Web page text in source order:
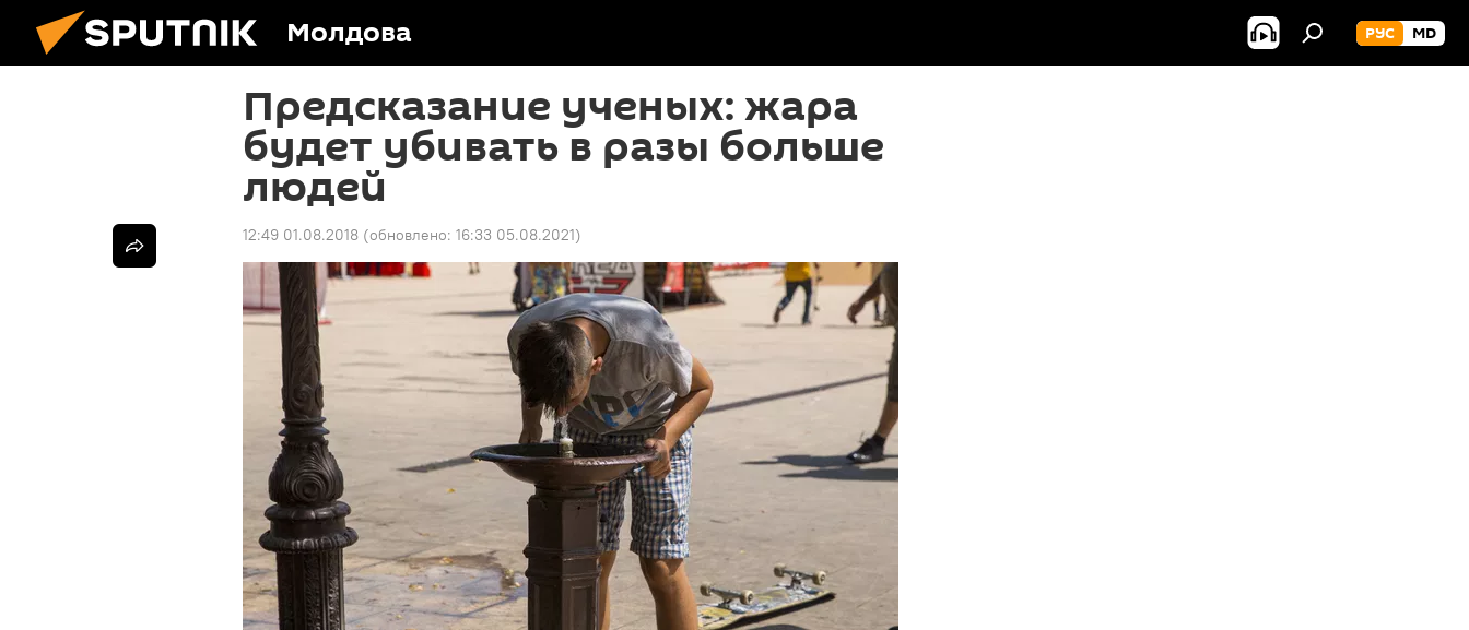
Молдова РУС MD
Предсказание ученых: жара
будет убивать в разы больше
людей
12:49 01.08.2018 (обновлено: 16:33 05.08.2021)